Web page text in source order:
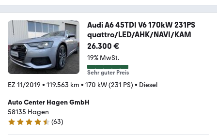
Audi A6 45TDI V6 170kW 231PS
quattro/LED/AHK/NAVI/KAM
26.300 €
19% MwSt.
Sehr guter Preis
EZ 11/2019 • 119.563 km • 170 kW (231 PS) • Diesel
Auto Center Hagen GmbH
58135 Hagen
4.7 Sterne
(63)